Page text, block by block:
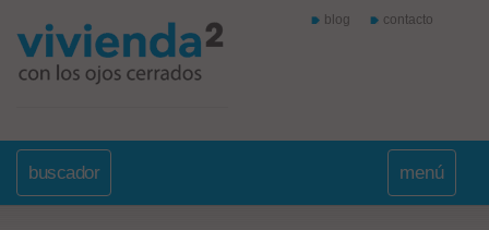
blog contacto
buscador menú